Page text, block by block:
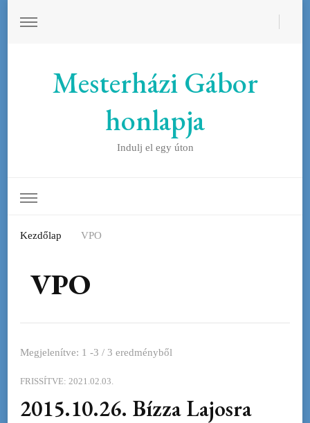
Mesterházi Gábor
honlapja
Indulj el egy úton
Kezdőlap VPO
VPO
Megjelenítve: 1 -3 / 3 eredményből
FRISSÍTVE: 2021.02.03.
2015.10.26. Bízza Lajosra